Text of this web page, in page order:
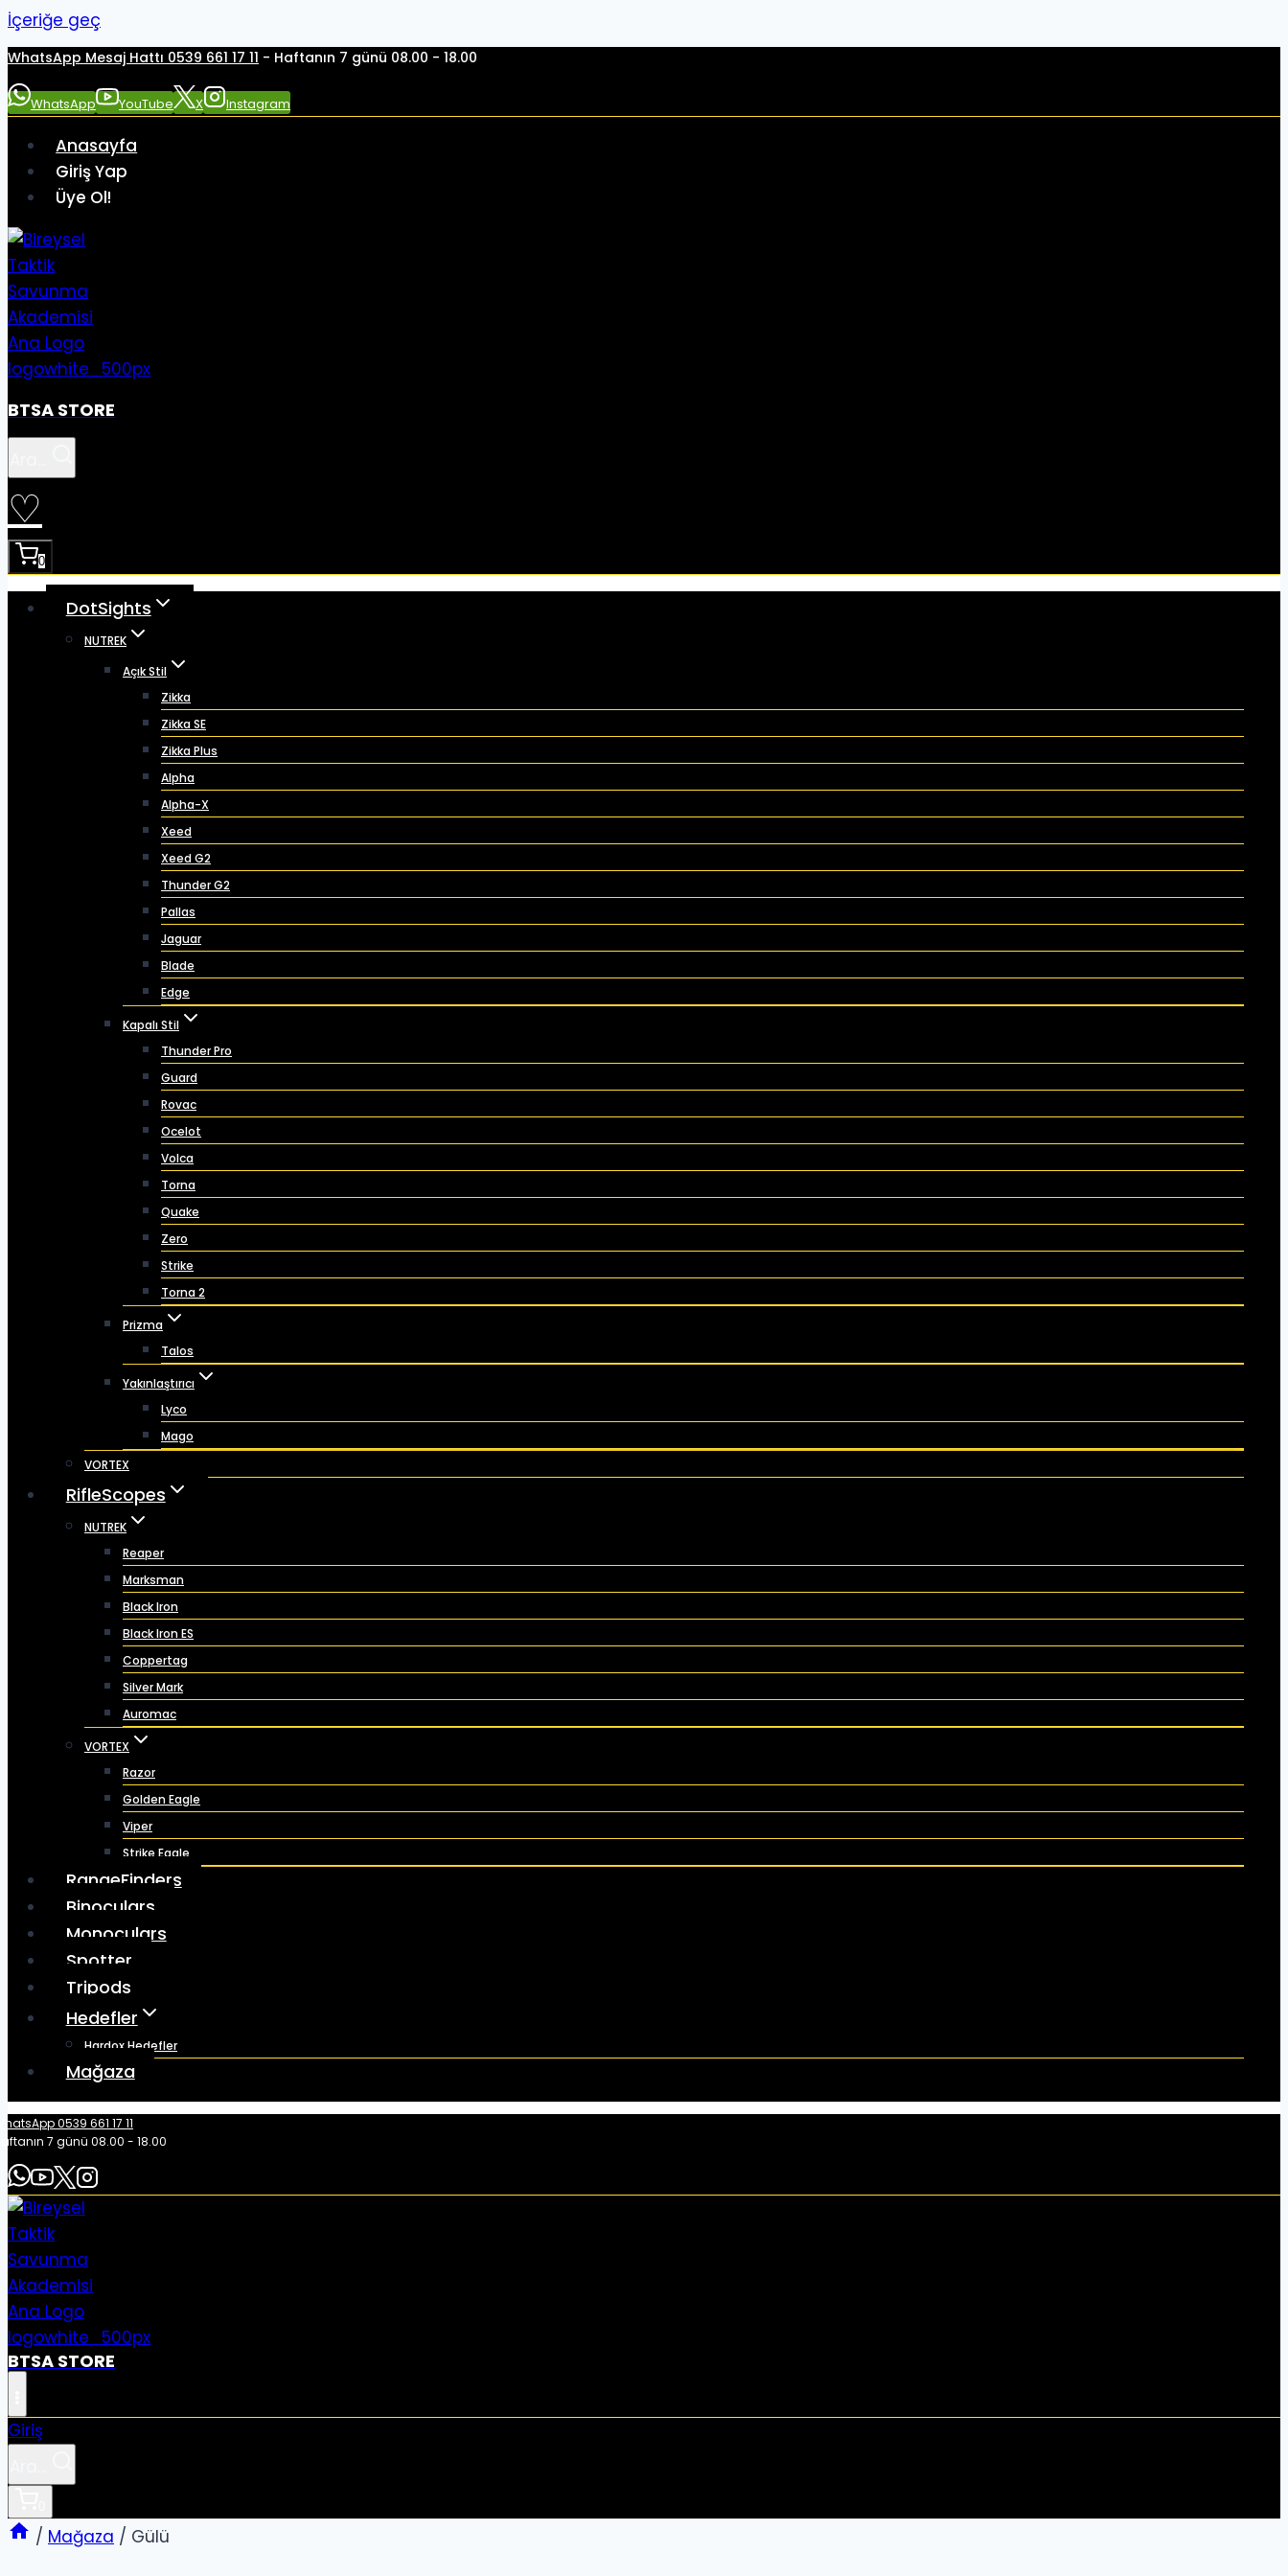
İçeriğe geç
WhatsApp Mesaj Hattı 0539 661 17 11 - Haftanın 7 günü 08.00 - 18.00
WhatsApp YouTube X Instagram
Anasayfa
Giriş Yap
Üye Ol!
BTSA STORE
♡
0
DotSights
NUTREK
Açık Stil
Zikka
Zikka SE
Zikka Plus
Alpha
Alpha-X
Xeed
Xeed G2
Thunder G2
Pallas
Jaguar
Blade
Edge
Kapalı Stil
Thunder Pro
Guard
Rovac
Ocelot
Volca
Torna
Quake
Zero
Strike
Torna 2
Prizma
Talos
Yakınlaştırıcı
Lyco
Mago
VORTEX
RifleScopes
NUTREK
Reaper
Marksman
Black Iron
Black Iron ES
Coppertag
Silver Mark
Auromac
VORTEX
Razor
Golden Eagle
Viper
Strike Eagle
RangeFinders
Binoculars
Monoculars
Spotter
Tripods
Hedefler
Hardox Hedefler
Mağaza
0539 661 17 11
7 günü 08.00 - 18.00
BTSA STORE
Giriş
/ Mağaza / Gülü